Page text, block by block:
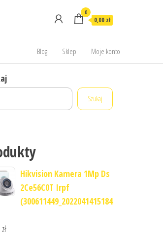
0
0,00 zł
Blog Sklep Moje konto
Szukaj
Hikvision Kamera 1Mp Ds
2Ce56C0T Irpf
(300611449_2022041415184
zł